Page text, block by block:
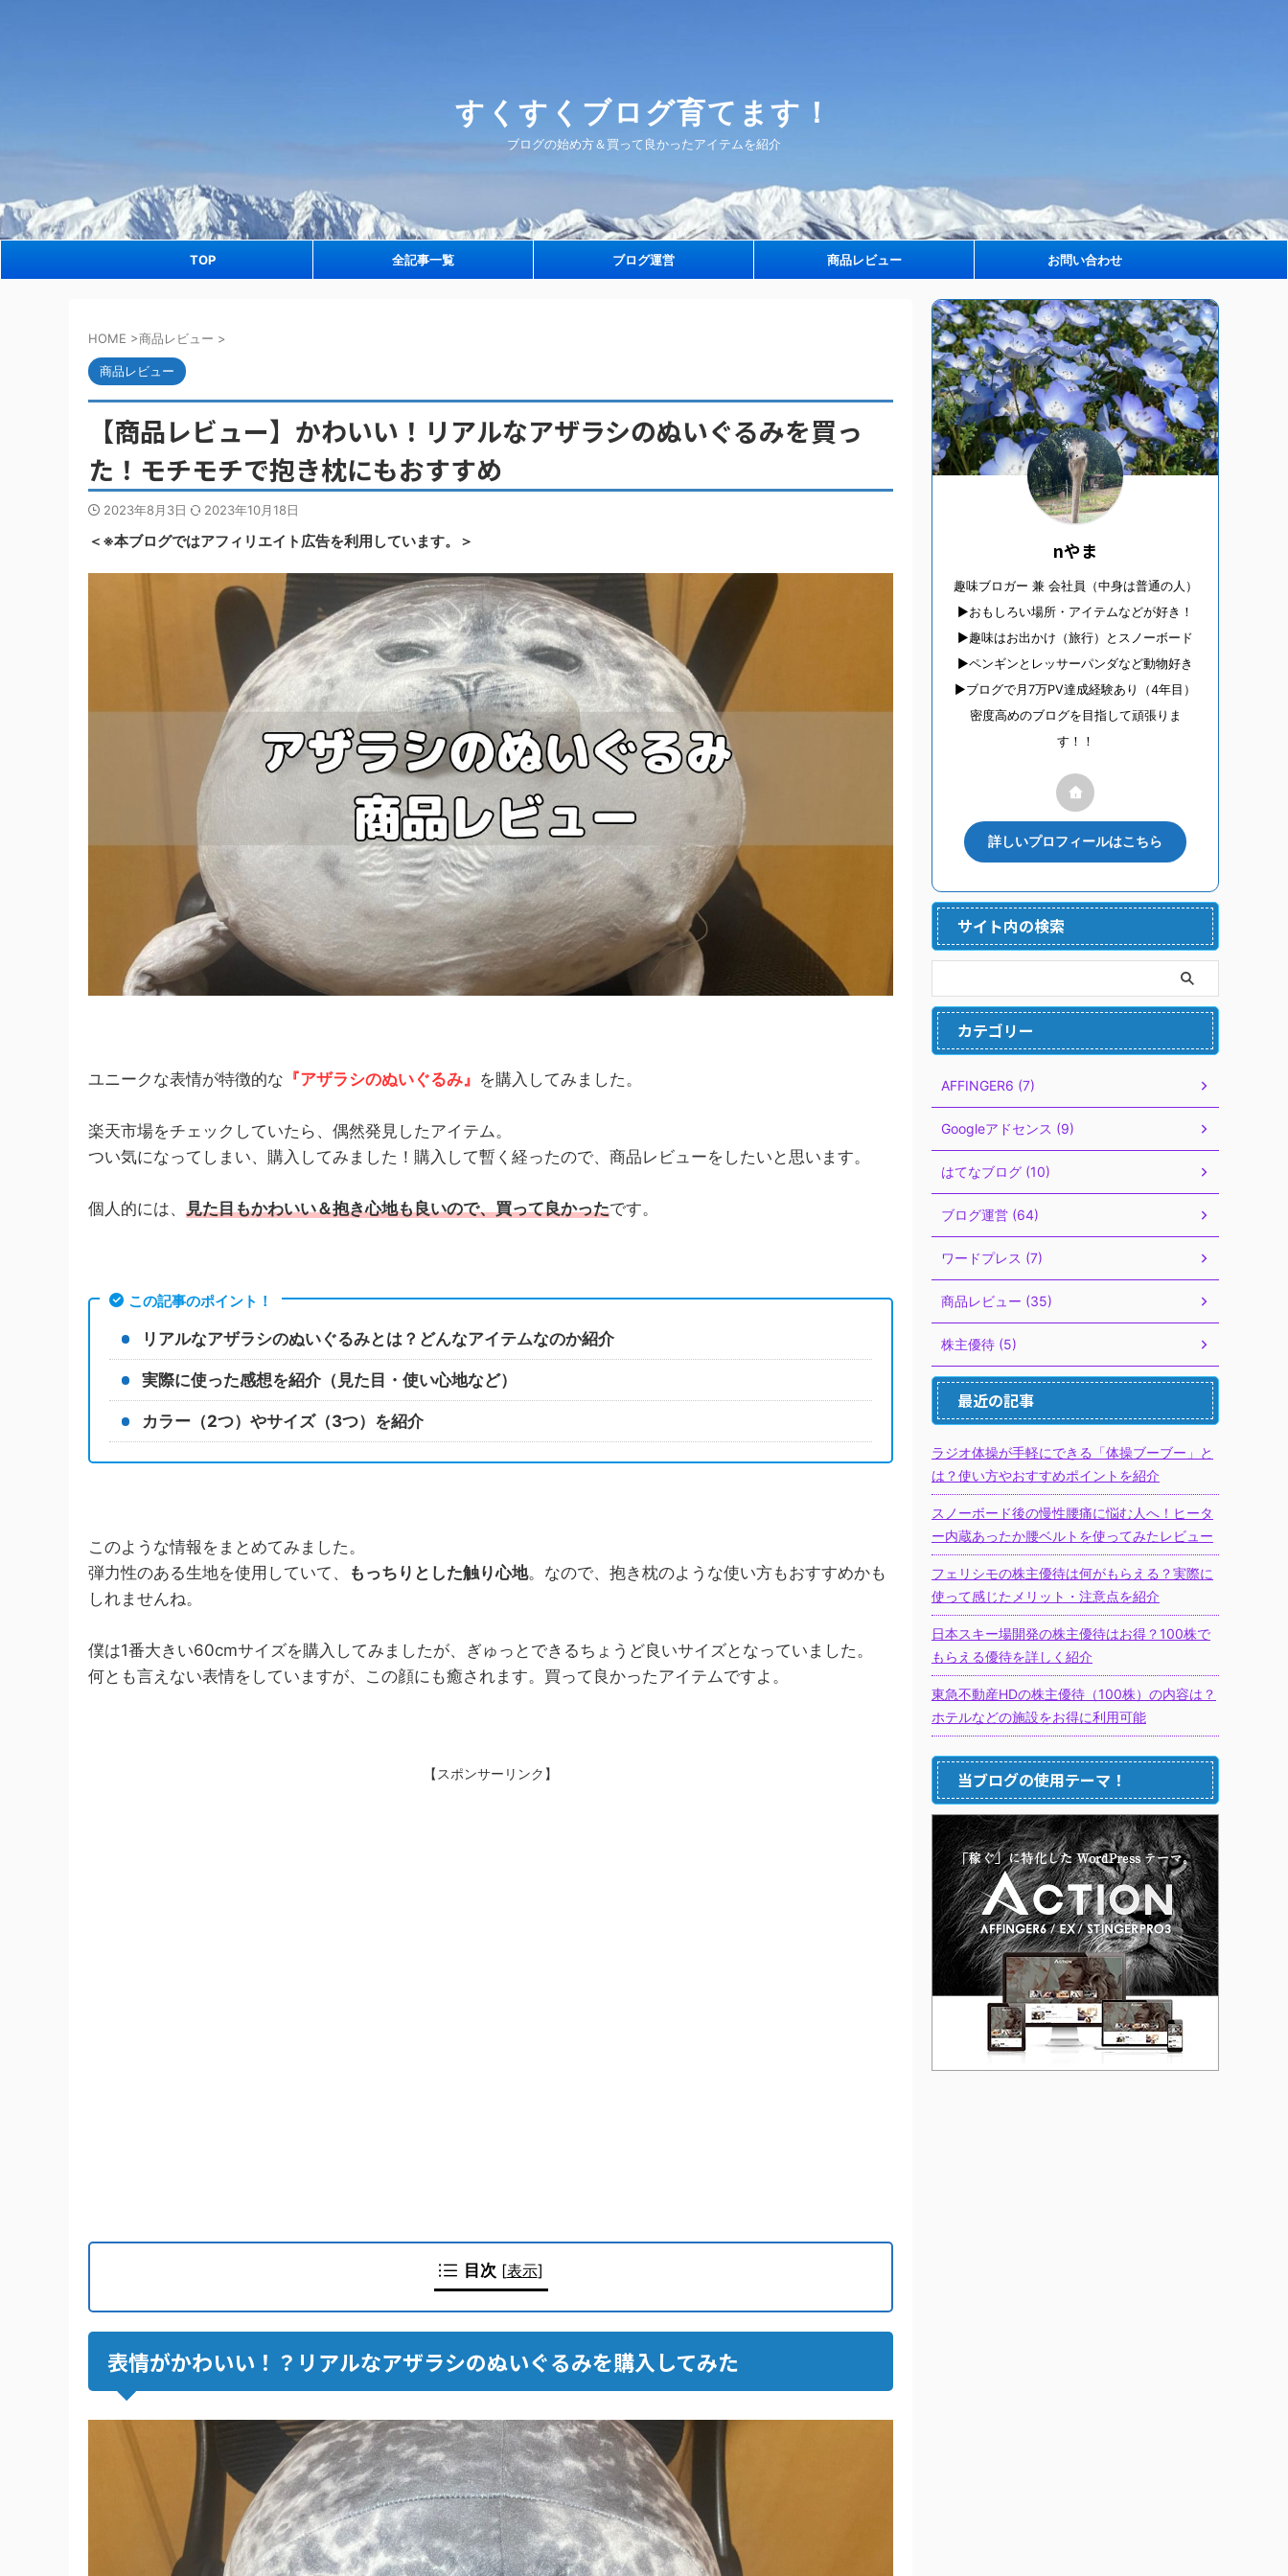
すくすくブログ育てます！
ブログの始め方＆買って良かったアイテムを紹介
TOP 全記事一覧 ブログ運営 商品レビュー お問い合わせ
HOME >商品レビュー >
商品レビュー
【商品レビュー】かわいい！リアルなアザラシのぬいぐるみを買っ
た！モチモチで抱き枕にもおすすめ
2023年8月3日 2023年10月18日
＜※本ブログではアフィリエイト広告を利用しています。＞
ユニークな表情が特徴的な 『アザラシのぬいぐるみ』 を購入してみました。
楽天市場をチェックしていたら、偶然発見したアイテム。
つい気になってしまい、購入してみました！購入して暫く経ったので、商品レビューをしたいと思います。
個人的には、 見た目もかわいい＆抱き心地も良いので、買って良かったです。
この記事のポイント！
リアルなアザラシのぬいぐるみとは？どんなアイテムなのか紹介
実際に使った感想を紹介（見た目・使い心地など）
カラー（2つ）やサイズ（3つ）を紹介
このような情報をまとめてみました。
弾力性のある生地を使用していて、
もっちりとした触り心地。なので、抱き枕のような使い方もおすすめかも
しれませんね。
僕は1番大きい60cmサイズを購入してみましたが、ぎゅっとできるちょうど良いサイズとなっていました。
何とも言えない表情をしていますが、この顔にも癒されます。買って良かったアイテムですよ。
【スポンサーリンク】
目次 [表示]
表情がかわいい！？リアルなアザラシのぬいぐるみを購入してみた
nやま
趣味ブロガー 兼 会社員（中身は普通の人）
▶︎おもしろい場所・アイテムなどが好き！
▶︎趣味はお出かけ（旅行）とスノーボード
▶︎ペンギンとレッサーパンダなど動物好き
▶︎ブログで月7万PV達成経験あり（4年目）
密度高めのブログを目指して頑張りま
す！！
詳しいプロフィールはこちら
サイト内の検索
カテゴリー
AFFINGER6 (7)
Googleアドセンス (9)
はてなブログ (10)
ブログ運営 (64)
ワードプレス (7)
商品レビュー (35)
株主優待 (5)
最近の記事
ラジオ体操が手軽にできる「体操ブーブー」と
は？使い方やおすすめポイントを紹介
スノーボード後の慢性腰痛に悩む人へ！ヒータ
ー内蔵あったか腰ベルトを使ってみたレビュー
フェリシモの株主優待は何がもらえる？実際に
使って感じたメリット・注意点を紹介
日本スキー場開発の株主優待はお得？100株で
もらえる優待を詳しく紹介
東急不動産HDの株主優待（100株）の内容は？
ホテルなどの施設をお得に利用可能
当ブログの使用テーマ！